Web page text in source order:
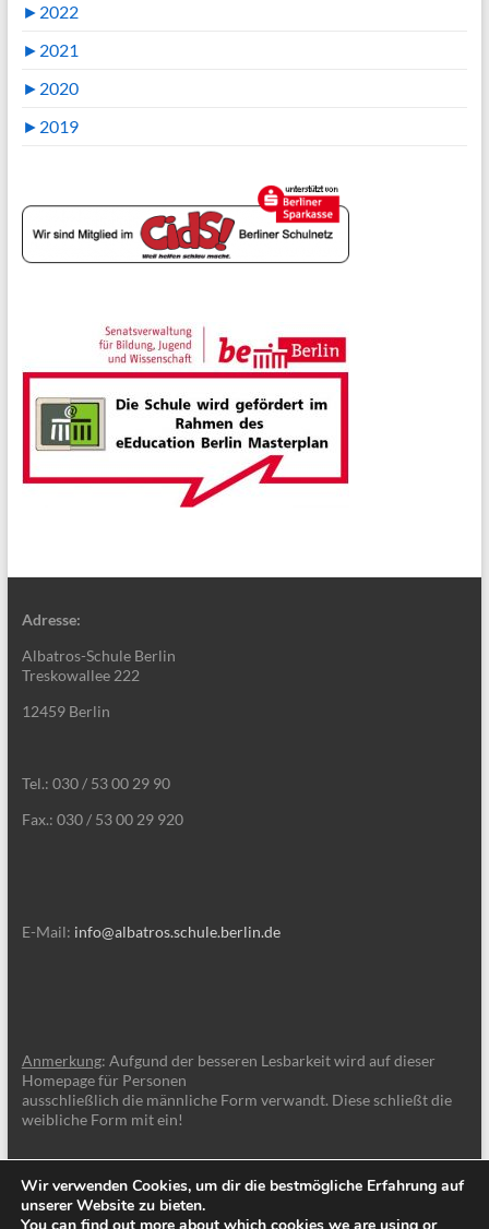
► 2022
► 2021
► 2020
► 2019
Adresse:
Albatros-Schule Berlin
Treskowallee 222
12459 Berlin
Tel.: 030 / 53 00 29 90
Fax.: 030 / 53 00 29 920
E-Mail: info@albatros.schule.berlin.de
Anmerkung: Aufgund der besseren Lesbarkeit wird auf dieser
Homepage für Personen
ausschließlich die männliche Form verwandt. Diese schließt die
weibliche Form mit ein!
Wir verwenden Cookies, um dir die bestmögliche Erfahrung auf
unserer Website zu bieten.